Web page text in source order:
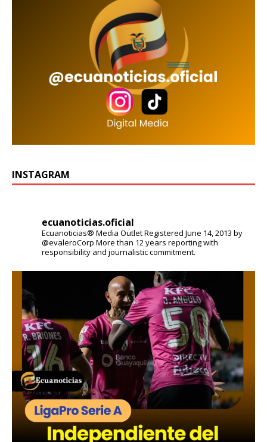
INSTAGRAM
ecuanoticias.oficial
Ecuanoticias® Media OutletRegistered June 14, 2013 by
@evaleroCorp More than 12 years reporting with
responsibility and journalistic commitment.